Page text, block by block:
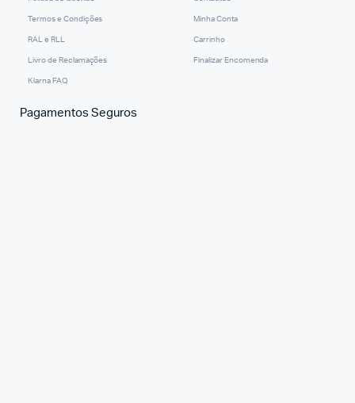
Termos e Condições
RAL e RLL
Livro de Reclamações
Klarna FAQ
Minha Conta
Carrinho
Finalizar Encomenda
Pagamentos Seguros